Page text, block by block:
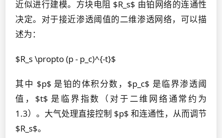
近似进行建模。方块电阻 $R_s$ 由铂网络的连通性
决定。对于接近渗透阈值的二维渗透网络，可以描
述为：
$R_s \propto (p - p_c)^{-t}$
其中 $p$ 是铂的体积分数，$p_c$ 是临界渗透阈
值，$t$ 是临界指数（对于二维网络通常约为
1.3）。大气处理直接控制 $p$ 和连通性，从而调节
$R_s$。